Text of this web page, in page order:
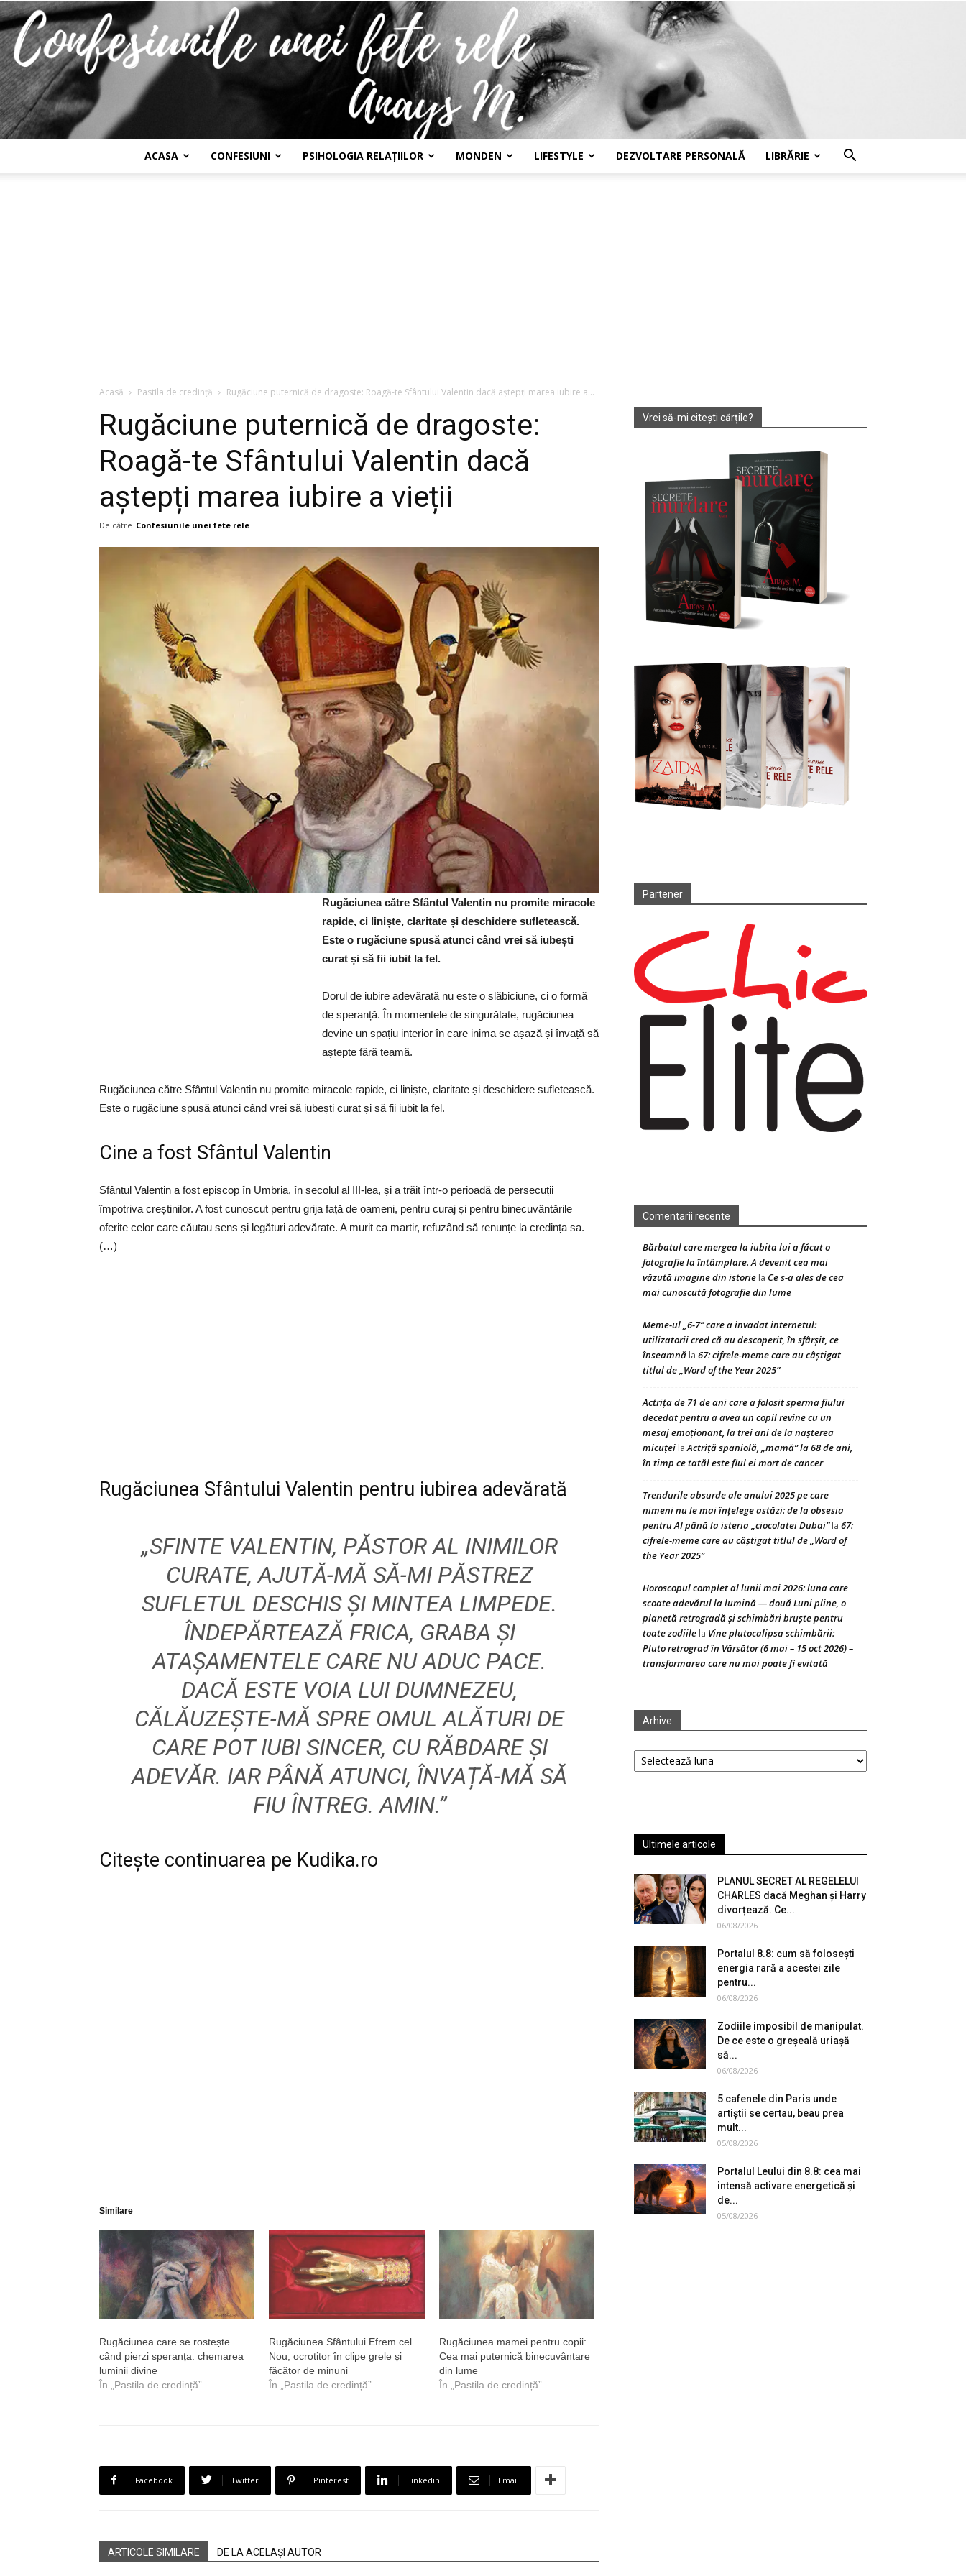
rele
ACASA CONFESIUNI PSIHOLOGIA RELAȚIILOR MONDEN LIFESTYLE DEZVOLTARE PERSONALĂ LIBRĂRIE
Acasă Pastila de credință Rugăciune puternică de dragoste: Roagă-te Sfântului Valentin dacă aștepți marea iubire a...
Rugăciune puternică de dragoste:
Roagă-te Sfântului Valentin dacă
aștepți marea iubire a vieții
De către Confesiunile unei fete rele
Rugăciunea către Sfântul Valentin nu promite miracole
rapide, ci liniște, claritate și deschidere sufletească.
Este o rugăciune spusă atunci când vrei să iubești
curat și să fii iubit la fel.
Dorul de iubire adevărată nu este o slăbiciune, ci o formă
de speranță. În momentele de singurătate, rugăciunea
devine un spațiu interior în care inima se așază și învață să
aștepte fără teamă.
Rugăciunea către Sfântul Valentin nu promite miracole rapide, ci liniște, claritate și deschidere sufletească.
Este o rugăciune spusă atunci când vrei să iubești curat și să fii iubit la fel.
Cine a fost Sfântul Valentin
Sfântul Valentin a fost episcop în Umbria, în secolul al III-lea, și a trăit într-o perioadă de persecuții
împotriva creștinilor. A fost cunoscut pentru grija față de oameni, pentru curaj și pentru binecuvântările
oferite celor care căutau sens și legături adevărate. A murit ca martir, refuzând să renunțe la credința sa.
(…)
Rugăciunea Sfântului Valentin pentru iubirea adevărată
„SFINTE VALENTIN, PĂSTOR AL INIMILOR
CURATE, AJUTĂ-MĂ SĂ-MI PĂSTREZ
SUFLETUL DESCHIS ȘI MINTEA LIMPEDE.
ÎNDEPĂRTEAZĂ FRICA, GRABA ȘI
ATAȘAMENTELE CARE NU ADUC PACE.
DACĂ ESTE VOIA LUI DUMNEZEU,
CĂLĂUZEȘTE-MĂ SPRE OMUL ALĂTURI DE
CARE POT IUBI SINCER, CU RĂBDARE ȘI
ADEVĂR. IAR PÂNĂ ATUNCI, ÎNVAȚĂ-MĂ SĂ
FIU ÎNTREG. AMIN.”
Citește continuarea pe Kudika.ro
Similare
Rugăciunea care se rostește
când pierzi speranța: chemarea
luminii divine
În „Pastila de credință”
Rugăciunea Sfântului Efrem cel
Nou, ocrotitor în clipe grele și
făcător de minuni
În „Pastila de credință”
Rugăciunea mamei pentru copii:
Cea mai puternică binecuvântare
din lume
În „Pastila de credință”
Facebook Twitter Pinterest Linkedin Email
ARTICOLE SIMILARE DE LA ACELAȘI AUTOR
Vrei să-mi citești cărțile?
Partener
Comentarii recente
Bărbatul care mergea la iubita lui a făcut o
fotografie la întâmplare. A devenit cea mai
văzută imagine din istorie la Ce s-a ales de cea
mai cunoscută fotografie din lume
Meme-ul „6-7” care a invadat internetul:
utilizatorii cred că au descoperit, în sfârșit, ce
înseamnă la 67: cifrele-meme care au câștigat
titlul de „Word of the Year 2025”
Actrița de 71 de ani care a folosit sperma fiului
decedat pentru a avea un copil revine cu un
mesaj emoționant, la trei ani de la nașterea
micuței laActriță spaniolă, „mamă” la 68 de ani,
în timp ce tatăl este fiul ei mort de cancer
Trendurile absurde ale anului 2025 pe care
nimeni nu le mai înțelege astăzi: de la obsesia
pentru AI până la isteria „ciocolatei Dubai”la 67:
cifrele-meme care au câștigat titlul de „Word of
the Year 2025”
Horoscopul complet al lunii mai 2026: luna care
scoate adevărul la lumină — două Luni pline, o
planetă retrogradă și schimbări bruște pentru
toate zodiile la Vine plutocalipsa schimbării:
Pluto retrograd în Vărsător (6 mai – 15 oct 2026) –
transformarea care nu mai poate fi evitată
Arhive
Arhive
Ultimele articole
PLANUL SECRET AL REGELELUI
CHARLES dacă Meghan și Harry
divorțează. Ce...
06/08/2026
Portalul 8.8: cum să folosești
energia rară a acestei zile
pentru...
06/08/2026
Zodiile imposibil de manipulat.
De ce este o greșeală uriașă
să...
06/08/2026
5 cafenele din Paris unde
artiștii se certau, beau prea
mult...
05/08/2026
Portalul Leului din 8.8: cea mai
intensă activare energetică și
de...
05/08/2026